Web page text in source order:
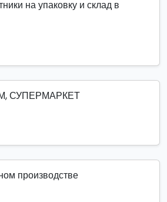
на упаковку и склад в
СУПЕРМАРКЕТ
производстве